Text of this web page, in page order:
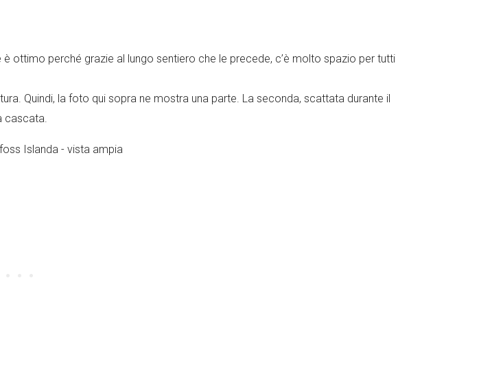
ottimo perché grazie al lungo sentiero che le precede, c’è molto spazio per tutti
Quindi, la foto qui sopra ne mostra una parte. La seconda, scattata durante il
cascata.